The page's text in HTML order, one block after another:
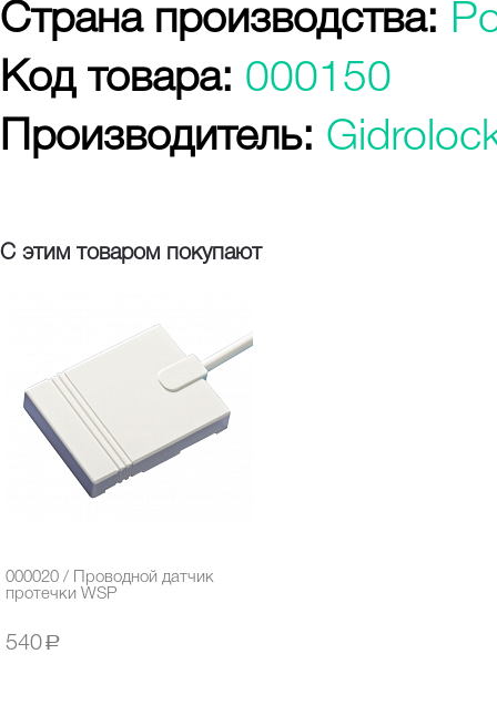
Страна производства:
Код товара: 000150
Производитель:
С этим товаром покупают
000020 / Проводной датчик
протечки WSP
540 a